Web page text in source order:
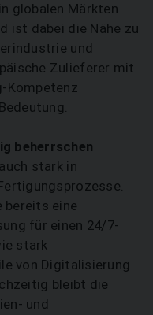
globalen Märkten
ist dabei die Nähe zu
und
Zulieferer mit
Kompetenz
beherrschen
stark in
bereits eine
für einen 24/7-
stark
von Digitalisierung
bleibt die
und